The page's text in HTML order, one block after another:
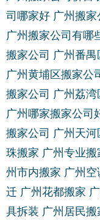
司哪家好 广州搬
广州搬家公司有哪
搬家公司 广州番
广州黄埔区搬家公
搬家公司 广州荔
广州哪家搬家公司
搬家公司 广州天
珠搬家 广州专业搬
州市内搬家 广州
迁 广州花都搬家
具拆装 广州居民搬